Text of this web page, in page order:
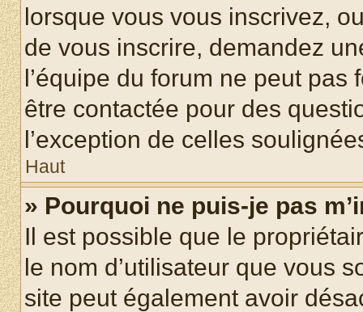
lorsque vous vous inscrivez,
de vous inscrire, demandez
l’équipe du forum ne peut
être contactée pour des
l’exception de celles
Haut
» Pourquoi ne puis-je pas
Il est possible que le
le nom d’utilisateur que vous
site peut également avoir